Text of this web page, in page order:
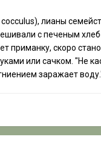
лианы
с печеным
приманку, скоро
или сачком. "Не
заражает